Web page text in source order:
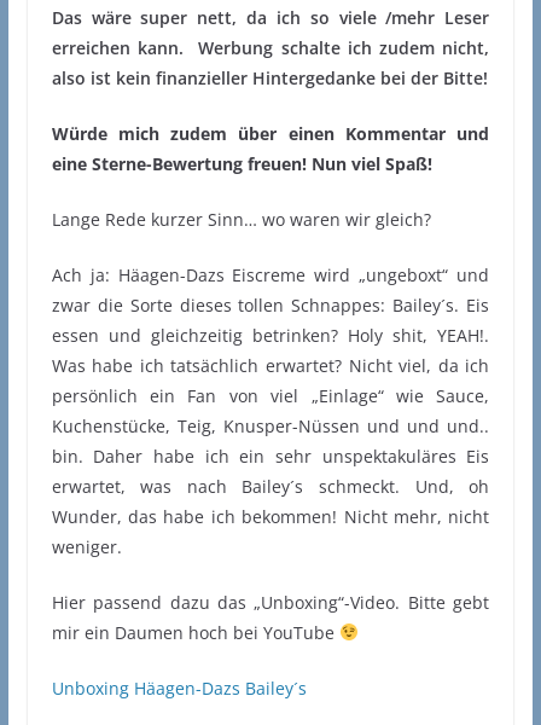
Das wäre super nett, da ich so viele /mehr Leser
erreichen kann.Werbung schalte ich zudem nicht,
also ist kein finanzieller Hintergedanke bei der Bitte!
Würde mich zudem über einen Kommentar und
eine Sterne-Bewertung freuen! Nun viel Spaß!
Lange Rede kurzer Sinn… wo waren wir gleich?
Ach ja: Häagen-Dazs Eiscreme wird „ungeboxt“ und
zwar die Sorte dieses tollen Schnappes: Bailey´s. Eis
essen und gleichzeitig betrinken? Holy shit, YEAH!.
Was habe ich tatsächlich erwartet? Nicht viel, da ich
persönlich ein Fan von viel „Einlage“ wie Sauce,
Kuchenstücke, Teig, Knusper-Nüssen und und und..
bin. Daher habe ich ein sehr unspektakuläres Eis
erwartet, was nach Bailey´s schmeckt. Und, oh
Wunder, das habe ich bekommen! Nicht mehr, nicht
weniger.
Hier passend dazu das „Unboxing“-Video. Bitte gebt
mir ein Daumen hoch bei YouTube
Unboxing Häagen-Dazs Bailey´s